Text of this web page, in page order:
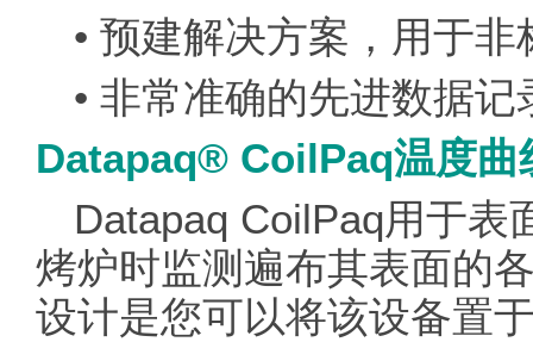
• 预建解决方案，用于
• 非常准确的先进数据记
Datapaq® CoilPaq温度曲
Datapaq CoilPaq用于表
烤炉时监测遍布其表面的
设计是您可以将该设备置